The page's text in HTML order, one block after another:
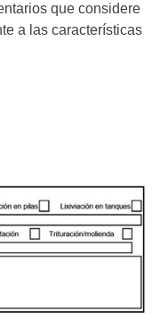
que considere
a las características